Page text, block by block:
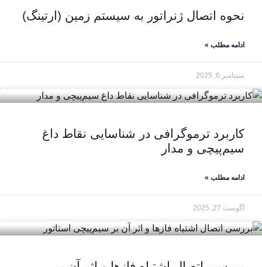
نحوه اتصال ژنراتور به سیستم زمین (ارتینگ)
ادامه مطلب »
سپتامبر 6, 2025
کاربرد ترموگرافی در شناسایی نقاط داغ
سیم‌پیچی و مدار
ادامه مطلب »
آگوست 27, 2025